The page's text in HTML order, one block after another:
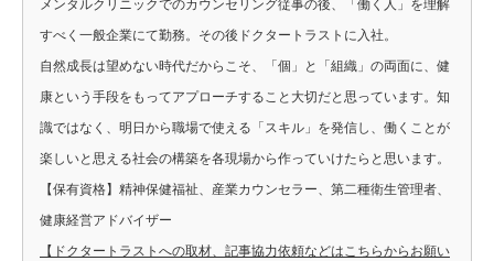
メンタルクリニックでのカウンセリング従事の後、「働く人」を理解
すべく一般企業にて勤務。その後ドクタートラストに入社。
自然成長は望めない時代だからこそ、「個」と「組織」の両面に、健
康という手段をもってアプローチすること大切だと思っています。知
識ではなく、明日から職場で使える「スキル」を発信し、働くことが
楽しいと思える社会の構築を各現場から作っていけたらと思います。
【保有資格】精神保健福祉、産業カウンセラー、第二種衛生管理者、
健康経営アドバイザー
【ドクタートラストへの取材、記事協力依頼などはこちらからお願い